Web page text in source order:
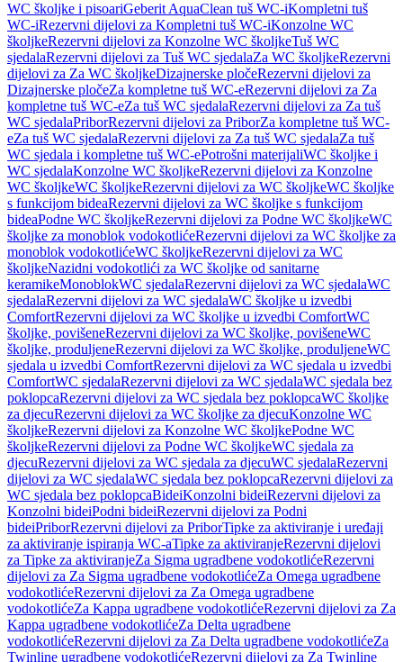
WC školjke i pisoariGeberit AquaClean tuš WC-iKompletni tuš
WC-iRezervni dijelovi za Kompletni tuš WC-iKonzolne WC
školjkeRezervni dijelovi za Konzolne WC školjkeTuš WC
sjedalaRezervni dijelovi za Tuš WC sjedalaZa WC školjkeRezervni
dijelovi za Za WC školjkeDizajnerske pločeRezervni dijelovi za
Dizajnerske pločeZa kompletne tuš WC-eRezervni dijelovi za Za
kompletne tuš WC-eZa tuš WC sjedalaRezervni dijelovi za Za tuš
WC sjedalaPriborRezervni dijelovi za PriborZa kompletne tuš WC-
eZa tuš WC sjedalaRezervni dijelovi za Za tuš WC sjedalaZa tuš
WC sjedala i kompletne tuš WC-ePotrošni materijaliWC školjke i
WC sjedalaKonzolne WC školjkeRezervni dijelovi za Konzolne
WC školjkeWC školjkeRezervni dijelovi za WC školjkeWC školjke
s funkcijom bideaRezervni dijelovi za WC školjke s funkcijom
bideaPodne WC školjkeRezervni dijelovi za Podne WC školjkeWC
školjke za monoblok vodokotlićeRezervni dijelovi za WC školjke za
monoblok vodokotlićeWC školjkeRezervni dijelovi za WC
školjkeNazidni vodokotlići za WC školjke od sanitarne
keramikeMonoblokWC sjedalaRezervni dijelovi za WC sjedalaWC
sjedalaRezervni dijelovi za WC sjedalaWC školjke u izvedbi
ComfortRezervni dijelovi za WC školjke u izvedbi ComfortWC
školjke, povišeneRezervni dijelovi za WC školjke, povišeneWC
školjke, produljeneRezervni dijelovi za WC školjke, produljeneWC
sjedala u izvedbi ComfortRezervni dijelovi za WC sjedala u izvedbi
ComfortWC sjedalaRezervni dijelovi za WC sjedalaWC sjedala bez
poklopcaRezervni dijelovi za WC sjedala bez poklopcaWC školjke
za djecuRezervni dijelovi za WC školjke za djecuKonzolne WC
školjkeRezervni dijelovi za Konzolne WC školjkePodne WC
školjkeRezervni dijelovi za Podne WC školjkeWC sjedala za
djecuRezervni dijelovi za WC sjedala za djecuWC sjedalaRezervni
dijelovi za WC sjedalaWC sjedala bez poklopcaRezervni dijelovi za
WC sjedala bez poklopcaBideiKonzolni bideiRezervni dijelovi za
Konzolni bideiPodni bideiRezervni dijelovi za Podni
bideiPriborRezervni dijelovi za PriborTipke za aktiviranje i uređaji
za aktiviranje ispiranja WC-aTipke za aktiviranjeRezervni dijelovi
za Tipke za aktiviranjeZa Sigma ugradbene vodokotlićeRezervni
dijelovi za Za Sigma ugradbene vodokotlićeZa Omega ugradbene
vodokotlićeRezervni dijelovi za Za Omega ugradbene
vodokotlićeZa Kappa ugradbene vodokotlićeRezervni dijelovi za Za
Kappa ugradbene vodokotlićeZa Delta ugradbene
vodokotlićeRezervni dijelovi za Za Delta ugradbene vodokotlićeZa
Twinline ugradbene vodokotlićeRezervni dijelovi za Za Twinline